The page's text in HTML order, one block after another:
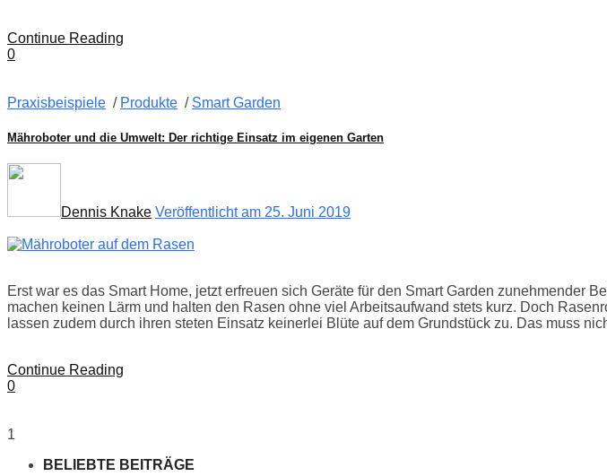
Continue Reading
0
Praxisbeispiele / Produkte / Smart Garden
Mähroboter und die Umwelt: Der richtige Einsatz im eigenen Garten
Dennis Knake Veröffentlicht am 25. Juni 2019
Erst war es das Smart Home, jetzt erfreuen sich Geräte für den Smart Garden zunehmender
machen keinen Lärm und halten den Rasen ohne viel Arbeitsaufwand stets kurz. Doch
lassen zudem durch ihren steten Einsatz keinerlei Blüte auf dem Grundstück zu. Das muss
Continue Reading
0
1
BELIEBTE BEITRÄGE